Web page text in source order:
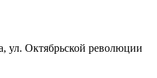
ул. Октябрьской революции